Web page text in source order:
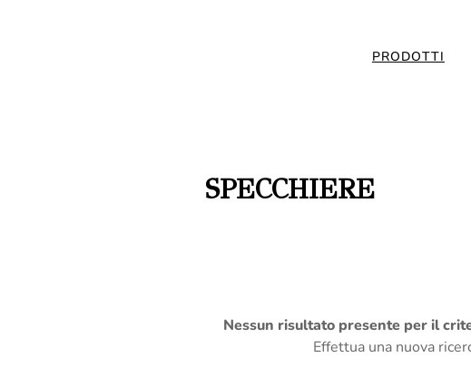
PRODOTTI
SPECCHIERE
Nessun risultato presente per il
Effettua una nuova